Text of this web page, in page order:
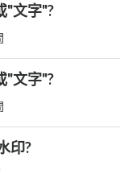
"文字"?
"文字"?
印?